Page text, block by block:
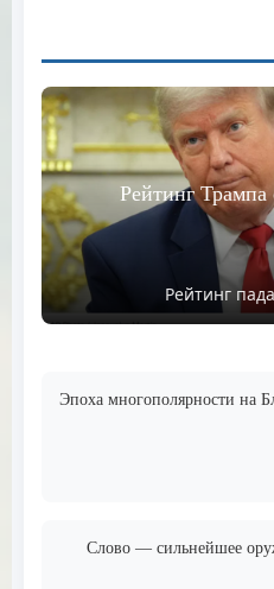
Рейтинг
Рейтинг
Эпоха многополярности на
Слово — сильнейшее